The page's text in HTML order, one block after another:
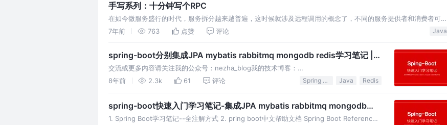
手写系列：十分钟写个RPC
在如今微服务盛行的时代，服务拆分越来越普遍，这时候就涉及远程调用的概念了，不同的服务提供者和消费者可能
在不同的网络节点中，而现在最主要的微服务框架都是基于两大类：1.基于HTTP协议的Spring Cloud框架。2.基于
7年前 763 点赞 评论 Java
spring-boot分别集成JPA mybatis rabbitmq mongodb redis学习笔记 |
NEZHA的博客
交流或更多内容请关注我的公众号：nezha_blog我的技术博客：
https://nezha.github.io1.SpringBoot学习笔记–全注解方式2.pringboot中文帮助文档Sprin
8年前 2.3k 61 评论 Spring Boot Java Redis
spring-boot快速入门学习笔记-集成JPA mybatis rabbitmq mongodb
redis
1. Spring Boot学习笔记--全注解方式 2. pring boot中文帮助文档 Spring Boot Reference